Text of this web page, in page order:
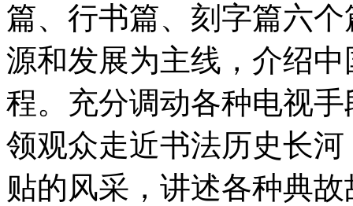
篇、行书篇、刻字篇六
源和发展为主线，介绍
程。充分调动各种电视
领观众走近书法历史长
贴的风采，讲述各种典